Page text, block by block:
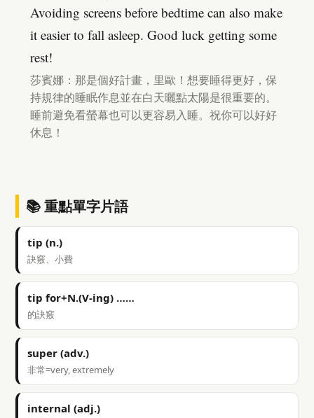
Avoiding screens before bedtime can also make
it easier to fall asleep. Good luck getting some
rest!
莎賓娜：那是個好計畫，里歐！想要睡得更好，保
持規律的睡眠作息並在白天曬點太陽是很重要的。
睡前避免看螢幕也可以更容易入睡。祝你可以好好
休息！
📚 重點單字片語
tip (n.)
訣竅、小費
tip for+N.(V-ing) ……
的訣竅
super (adv.)
非常=very, extremely
internal (adj.)